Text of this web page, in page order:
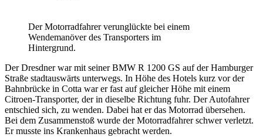
Der Motorradfahrer verunglückte bei einem
Wendemanöver des Transporters im
Hintergrund.
Der Dresdner war mit seiner BMW R 1200 GS auf der Hamburger
Straße stadtauswärts unterwegs. In Höhe des Hotels kurz vor der
Bahnbrücke in Cotta war er fast auf gleicher Höhe mit einem
Citroen-Transporter, der in dieselbe Richtung fuhr. Der Autofahrer
entschied sich, zu wenden. Dabei hat er das Motorrad übersehen.
Bei dem Zusammenstoß wurde der Motorradfahrer schwer verletzt.
Er musste ins Krankenhaus gebracht werden.